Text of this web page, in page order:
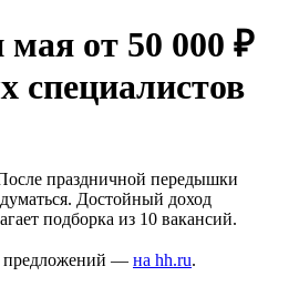
от 50 000 ₽
специалистов
праздничной передышки
Достойный доход
подборка из 10 вакансий.
предложений — на hh.ru.